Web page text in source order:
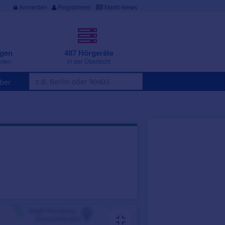
Anmelden · Registrieren Markt-News
487 Hörgeräte
in der Übersicht